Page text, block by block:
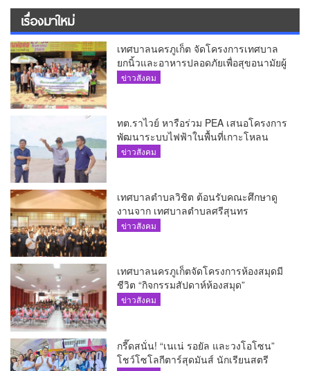
เรื่องมาใหม่
เทศบาลนครภูเก็ต จัดโครงการเทศบาล
ยกนิ้วและอาหารปลอดภัยเพื่อสุขอนามัยผู้
บริโภค
ข่าวสังคม
ทต.ราไวย์ หารือร่วม PEA เสนอโครงการ
พัฒนาระบบไฟฟ้าในพื้นที่เกาะโหลน
ข่าวสังคม
เทศบาลตำบลวิชิต ต้อนรับคณะศึกษาดู
งานจาก เทศบาลตำบลศรีสุนทร
ข่าวสังคม
เทศบาลนครภูเก็ตจัดโครงการห้องสมุดมี
ชีวิต “กิจกรรมสัปดาห์ห้องสมุด”
ข่าวสังคม
กรี๊ดสนั่น! “เนเน่ รอยัล และวงโอโซน”
โชว์โซโลกีตาร์สุดมันส์ นักเรียนสตรี